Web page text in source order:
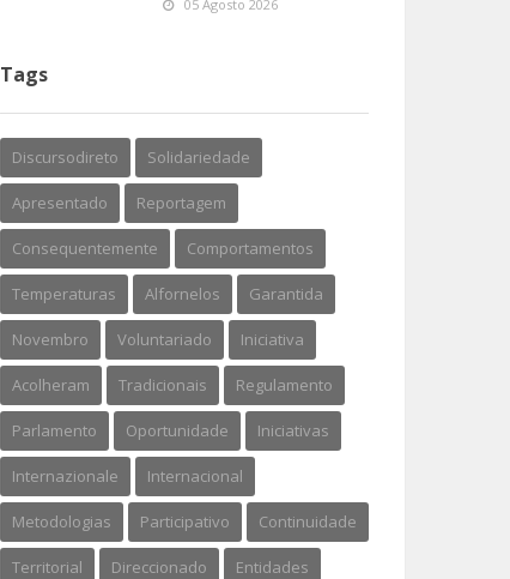
05 Agosto 2026
Tags
Discursodireto Solidariedade
Apresentado Reportagem
Consequentemente Comportamentos
Temperaturas Alfornelos Garantida
Novembro Voluntariado Iniciativa
Acolheram Tradicionais Regulamento
Parlamento Oportunidade Iniciativas
Internazionale Internacional
Metodologias Participativo Continuidade
Territorial Direccionado Entidades